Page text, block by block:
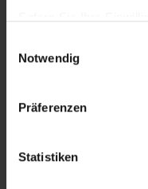
Daten von Ihnen (z.B.
IP-Adressen)
Speicherung aller
Daten für die unten
25 Abs. 1 TDDDG,
Notwendig
Präferenzen
Statistiken